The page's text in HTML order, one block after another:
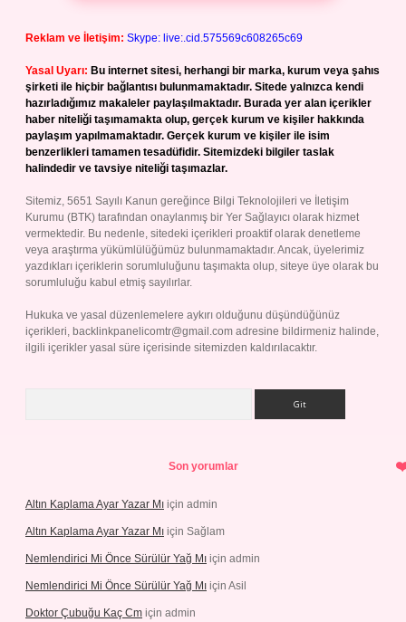
Reklam ve İletişim: Skype: live:.cid.575569c608265c69
Yasal Uyarı: Bu internet sitesi, herhangi bir marka, kurum veya şahıs
şirketi ile hiçbir bağlantısı bulunmamaktadır. Sitede yalnızca kendi
hazırladığımız makaleler paylaşılmaktadır. Burada yer alan içerikler
haber niteliği taşımamakta olup, gerçek kurum ve kişiler hakkında
paylaşım yapılmamaktadır. Gerçek kurum ve kişiler ile isim
benzerlikleri tamamen tesadüfidir. Sitemizdeki bilgiler taslak
halindedir ve tavsiye niteliği taşımazlar.
Sitemiz, 5651 Sayılı Kanun gereğince Bilgi Teknolojileri ve İletişim
Kurumu (BTK) tarafından onaylanmış bir Yer Sağlayıcı olarak hizmet
vermektedir. Bu nedenle, sitedeki içerikleri proaktif olarak denetleme
veya araştırma yükümlülüğümüz bulunmamaktadır. Ancak, üyelerimiz
yazdıkları içeriklerin sorumluluğunu taşımakta olup, siteye üye olarak bu
sorumluluğu kabul etmiş sayılırlar.
Hukuka ve yasal düzenlemelere aykırı olduğunu düşündüğünüz
içerikleri, backlinkpanelicomtr@gmail.com adresine bildirmeniz halinde,
ilgili içerikler yasal süre içerisinde sitemizden kaldırılacaktır.
Son yorumlar
Altın Kaplama Ayar Yazar Mı için admin
Altın Kaplama Ayar Yazar Mı için Sağlam
Nemlendirici Mi Önce Sürülür Yağ Mı için admin
Nemlendirici Mi Önce Sürülür Yağ Mı için Asil
Doktor Çubuğu Kaç Cm için admin